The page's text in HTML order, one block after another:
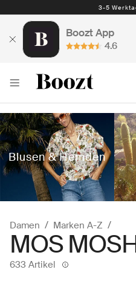
Kostenlose
Boozt App
4.6
Blusen & Hemden
Damen Marken A-Z
MOS
633 Artikel